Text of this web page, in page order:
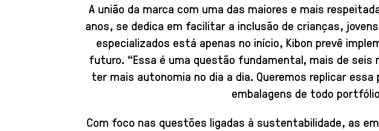
A união da marca com uma das maiores e mais
anos, se dedica em facilitar a inclusão de crianças,
especializados está apenas no início, Kibon prevê
futuro. “Essa é uma questão fundamental, mais de
ter mais autonomia no dia a dia. Queremos replicar
embalagens de todo
Com foco nas questões ligadas à sustentabilidade, as